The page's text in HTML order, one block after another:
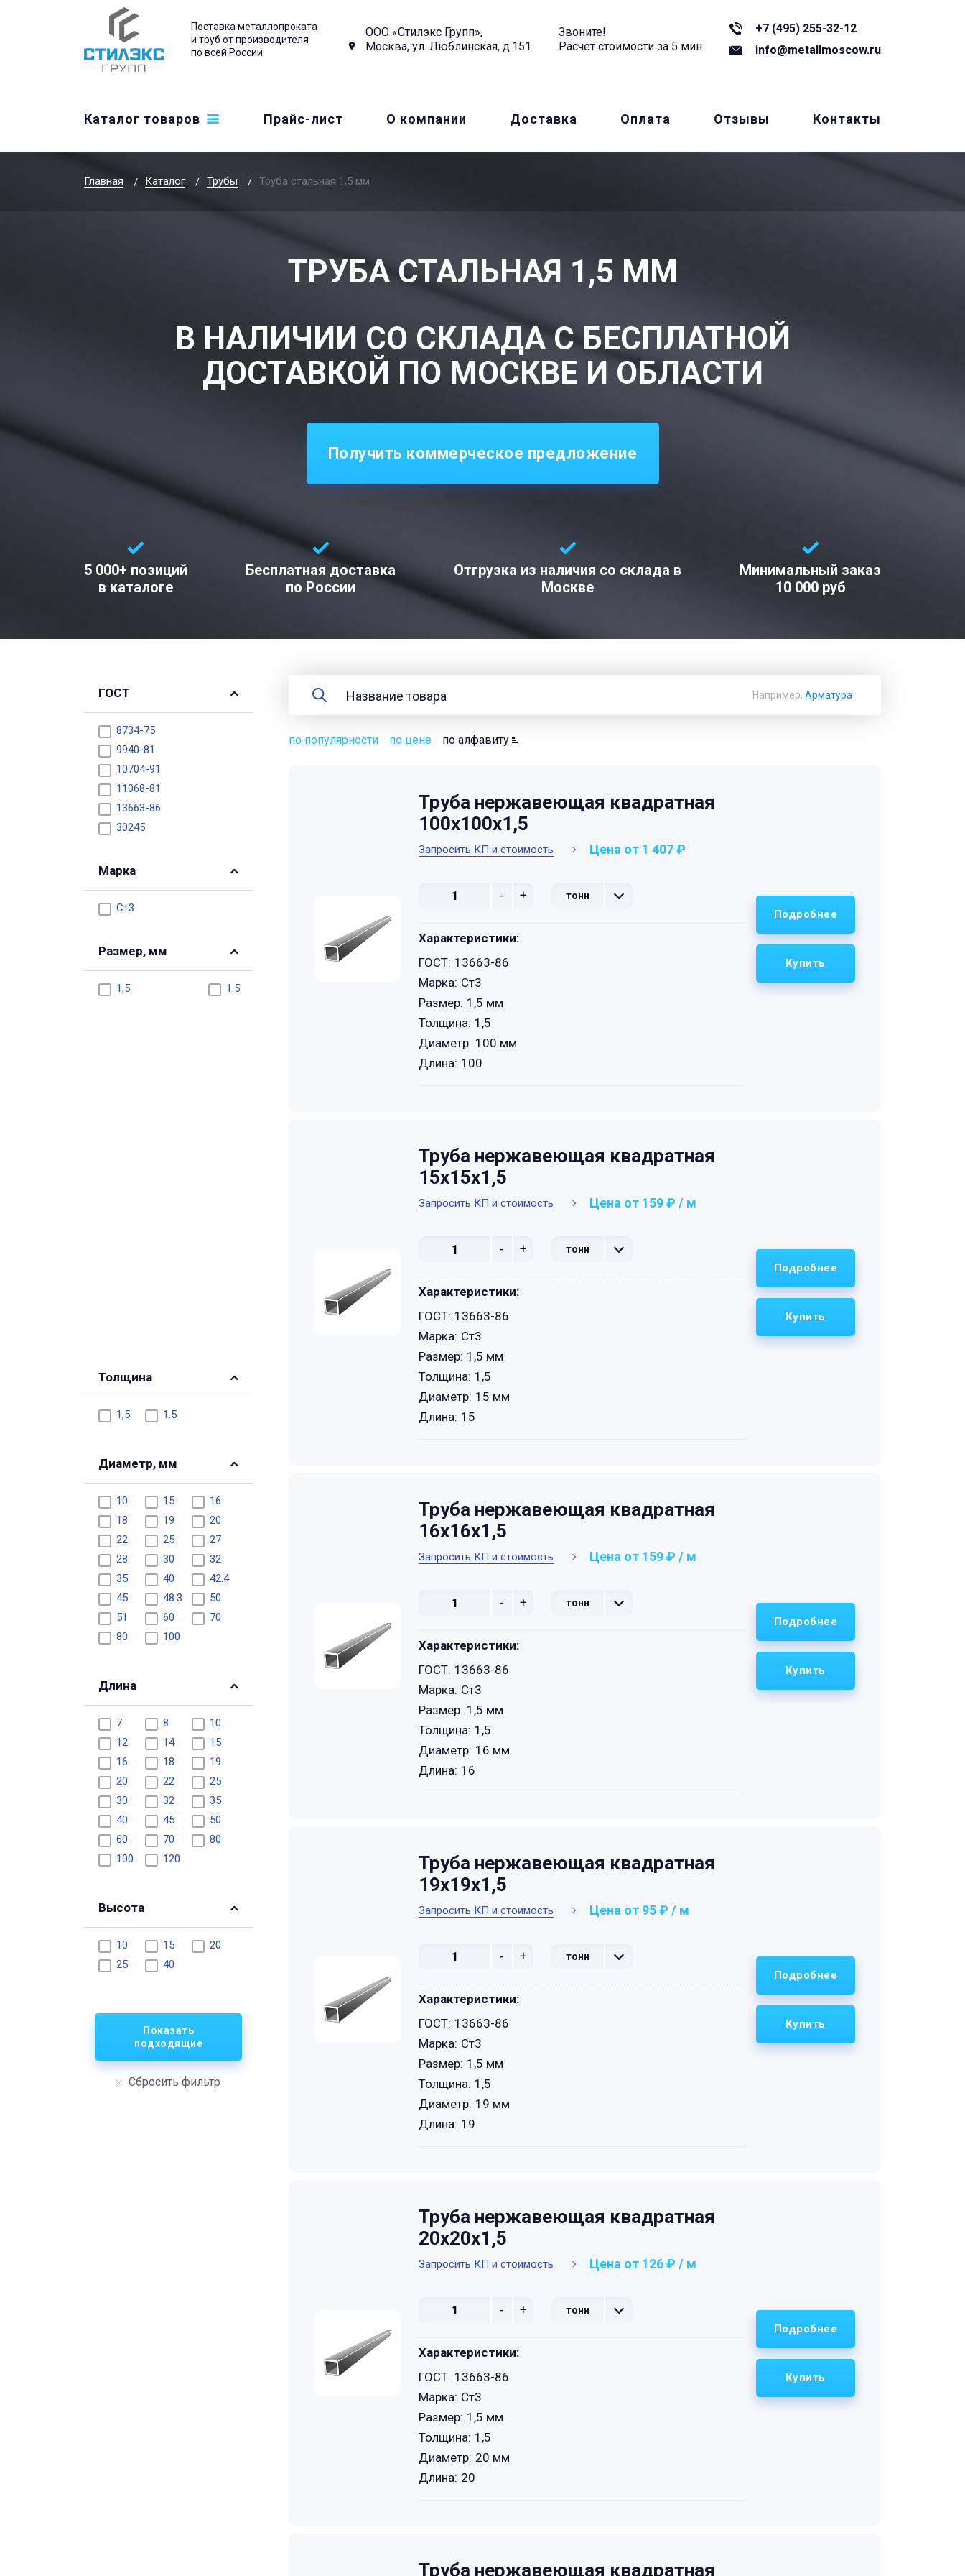
Поставка металлопроката
и труб от производителя
по всей России
ООО «Стилэкс Групп»,
Москва, ул. Люблинская, д.151
Звоните!
Расчет стоимости за 5 мин
+7 (495) 255-32-12
info@metallmoscow.ru
Каталог товаров Прайс-лист О компании Доставка Оплата Отзывы Контакты
Главная Каталог Трубы Труба стальная 1,5 мм
ТРУБА СТАЛЬНАЯ 1,5 ММ
В НАЛИЧИИ СО СКЛАДА С БЕСПЛАТНОЙ
ДОСТАВКОЙ ПО МОСКВЕ И ОБЛАСТИ
Получить коммерческое предложение
5 000+ позиций
в каталоге
Бесплатная доставка
по России
Отгрузка из наличия со склада в
Москве
Минимальный заказ
10 000 руб
ГОСТ
8734-75
9940-81
10704-91
11068-81
13663-86
30245
Марка
Ст3
Размер, мм
1,5 1.5
Толщина
1,5 1.5
Диаметр, мм
10 15
16
18
19
20
22
25
27
28
30
32
35
40
42.4
45
48.3
50
51
60
70
80
100
Длина
7 8
10
12
14
15
16
18
19
20
22
25
30
32
35
40
45
50
60
70
80
100
120
Высота
10 15
20
25
40
Например, Арматура
по популярности по цене по алфавиту
Труба нержавеющая квадратная
100х100х1,5
Запросить КП и стоимость Цена от 1 407 ₽
- + тонн
Характеристики:
ГОСТ: 13663-86
Марка: Ст3
Размер: 1,5 мм
Толщина: 1,5
Диаметр: 100 мм
Длина: 100
Подробнее
Купить
Труба нержавеющая квадратная
15х15х1,5
Запросить КП и стоимость Цена от 159 ₽ / м
- + тонн
Характеристики:
ГОСТ: 13663-86
Марка: Ст3
Размер: 1,5 мм
Толщина: 1,5
Диаметр: 15 мм
Длина: 15
Подробнее
Купить
Труба нержавеющая квадратная
16х16х1,5
Запросить КП и стоимость Цена от 159 ₽ / м
- + тонн
Характеристики:
ГОСТ: 13663-86
Марка: Ст3
Размер: 1,5 мм
Толщина: 1,5
Диаметр: 16 мм
Длина: 16
Подробнее
Купить
Труба нержавеющая квадратная
19х19х1,5
Запросить КП и стоимость Цена от 95 ₽ / м
- + тонн
Характеристики:
ГОСТ: 13663-86
Марка: Ст3
Размер: 1,5 мм
Толщина: 1,5
Диаметр: 19 мм
Длина: 19
Подробнее
Купить
Труба нержавеющая квадратная
20х20х1,5
Запросить КП и стоимость Цена от 126 ₽ / м
- + тонн
Характеристики:
ГОСТ: 13663-86
Марка: Ст3
Размер: 1,5 мм
Толщина: 1,5
Диаметр: 20 мм
Длина: 20
Подробнее
Купить
Труба нержавеющая квадратная